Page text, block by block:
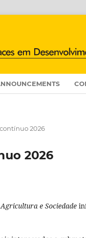
2026
2026
e Sociedade